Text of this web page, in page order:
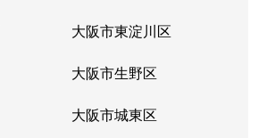
大阪市東淀川区
大阪市生野区
大阪市城東区